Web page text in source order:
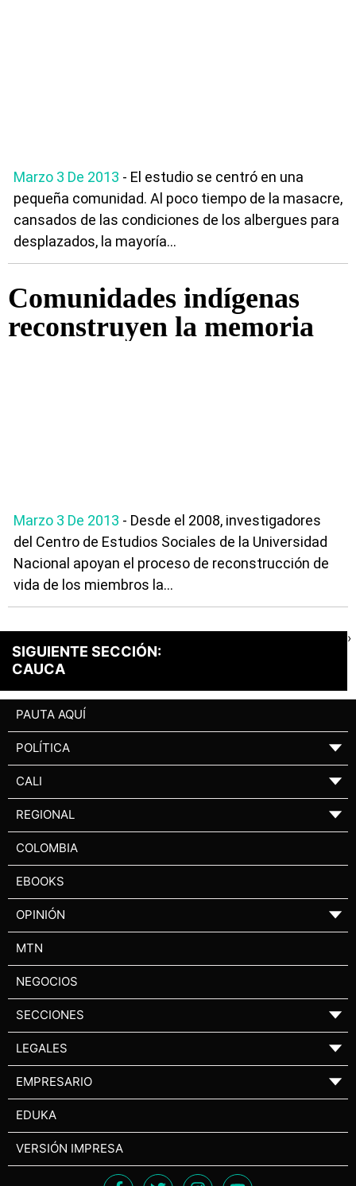
Marzo 3 De 2013 - El estudio se centró en una
pequeña comunidad. Al poco tiempo de la masacre,
cansados de las condiciones de los albergues para
desplazados, la mayoría...
Comunidades indígenas
reconstruyen la memoria
Marzo 3 De 2013 - Desde el 2008, investigadores
del Centro de Estudios Sociales de la Universidad
Nacional apoyan el proceso de reconstrucción de
vida de los miembros la...
SIGUIENTE SECCIÓN:
CAUCA
›
PAUTA AQUÍ
POLÍTICA ▼
CALI ▼
REGIONAL ▼
COLOMBIA
EBOOKS
OPINIÓN ▼
MTN
NEGOCIOS
SECCIONES ▼
LEGALES ▼
EMPRESARIO ▼
EDUKA
VERSIÓN IMPRESA